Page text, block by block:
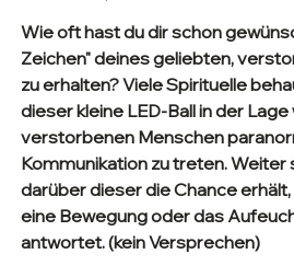
Wie oft hast du dir schon
Zeichen" deines geliebten,
zu erhalten? Viele Spirituelle
dieser kleine LED-Ball in der
verstorbenen Menschen
Kommunikation zu treten. Weiter
darüber dieser die Chance
eine Bewegung oder das
antwortet. (kein Versprechen)